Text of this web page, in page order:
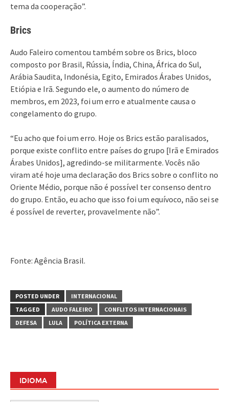
tema da cooperação”.
Brics
Audo Faleiro comentou também sobre os Brics, bloco
composto por Brasil, Rússia, Índia, China, África do Sul,
Arábia Saudita, Indonésia, Egito, Emirados Árabes Unidos,
Etiópia e Irã. Segundo ele, o aumento do número de
membros, em 2023, foi um erro e atualmente causa o
congelamento do grupo.
“Eu acho que foi um erro. Hoje os Brics estão paralisados,
porque existe conflito entre países do grupo [Irã e Emirados
Árabes Unidos], agredindo-se militarmente. Vocês não
viram até hoje uma declaração dos Brics sobre o conflito no
Oriente Médio, porque não é possível ter consenso dentro
do grupo. Então, eu acho que isso foi um equívoco, não sei se
é possível de reverter, provavelmente não”.
Fonte: Agência Brasil.
POSTED UNDER
INTERNACIONAL
TAGGED
AUDO FALEIRO
CONFLITOS INTERNACIONAIS
DEFESA
LULA POLÍTICA EXTERNA
IDIOMA